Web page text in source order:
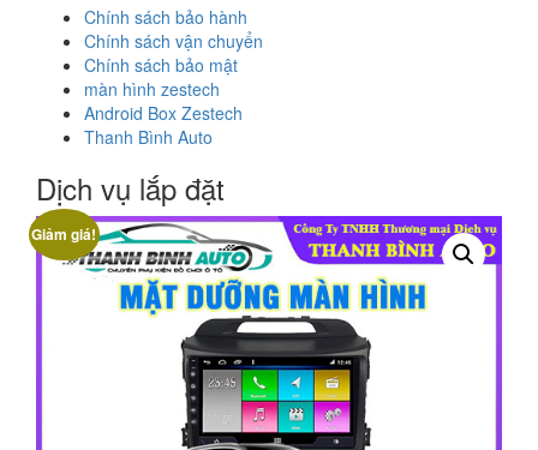
Chính sách bảo hành
Chính sách vận chuyển
Chính sách bảo mật
màn hình zestech
Android Box Zestech
Thanh Bình Auto
Dịch vụ lắp đặt
Giảm giá!